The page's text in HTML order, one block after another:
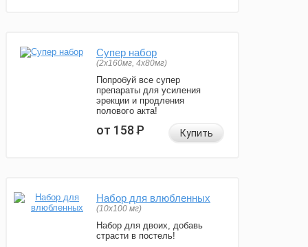
Супер набор
(2х160мг, 4х80мг)
Попробуй все супер
препараты для усиления
эрекции и продления
полового акта!
от 158Р Купить
Набор для влюбленных
(10х100 мг)
Набор для двоих, добавь
страсти в постель!